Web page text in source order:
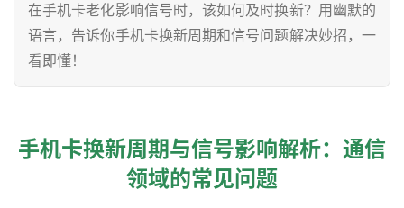
在手机卡老化影响信号时，该如何及时换新？用幽默的
语言，告诉你手机卡换新周期和信号问题解决妙招，一
看即懂！
手机卡换新周期与信号影响解析：通信
领域的常见问题